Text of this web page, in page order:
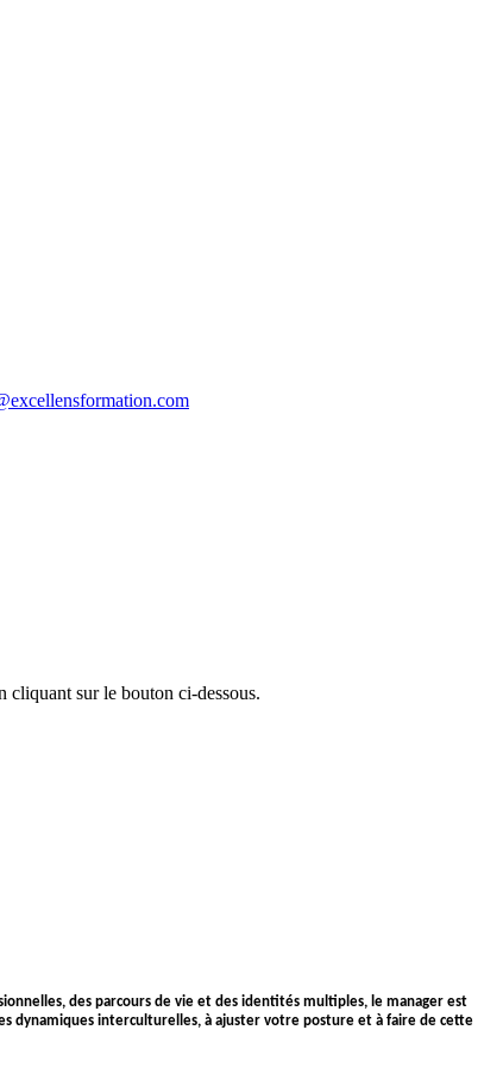
cliquant sur le bouton ci-dessous.
des parcours de vie et des identités multiples, le manager est
dynamiques interculturelles, à ajuster votre posture et à faire de cette